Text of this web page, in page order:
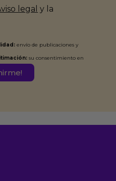
legal y la
envío de publicaciones y
su consentimiento en
Muñoz. Podrás ejercer tus